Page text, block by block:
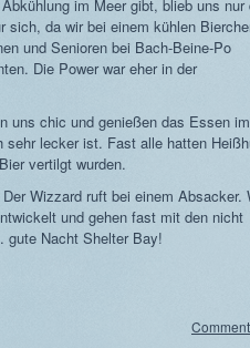
im Meer gibt, blieb uns nur
da wir bei einem kühlen
und Senioren bei Bach-Beine-Po
Die Power war eher in der
uns chic und genießen das Essen im
sehr lecker ist. Fast alle hatten
vertilgt wurden.
Wizzard ruft bei einem Absacker.
und gehen fast mit den nicht
gute Nacht Shelter Bay!